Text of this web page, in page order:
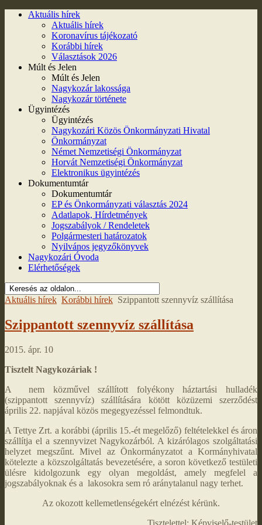
Aktuális hírek
Aktuális hírek
Koronavírus tájékozató
Korábbi hírek
Választások 2026
Múlt és Jelen
Múlt és Jelen
Nagykozár lakossága
Nagykozár története
Ügyintézés
Ügyintézés
Nagykozári Közös Önkormányzati Hivatal
Önkormányzat
Német Nemzetiségi Önkormányzat
Horvát Nemzetiségi Önkormányzat
Elektronikus ügyintézés
Dokumentumtár
Dokumentumtár
EP és Önkormányzati választás 2024
Adatlapok, Hírdetmények
Jogszabályok / Rendeletek
Polgármesteri határozatok
Nyilvános jegyzőkönyvek
Nagykozári Óvoda
Elérhetőségek
Aktuális hírek Korábbi hírek Szippantott szennyvíz szállítása
Szippantott szennyvíz szállítása
2015. ápr. 10
Tisztelt Nagykozáriak !
A nem közművel szállított folyékony háztartási hulladék
(szippantott szennyvíz) szállítására kötött közüzemi szerződést
április 22. napjával közös megegyezéssel felmondtuk.
A Tettye Zrt. a korábbi (április 15.-ét megelőző) feltételekkel és áron
szállítja el a szennyvizet Nagykozárból. A kizárólagos szolgáltatási
helyzet megszűnt. Mivel az Önkormányzatot a Kormányhivatal
kötelezte a közszolgáltatás bevezetésére, a soron következő testületi
ülésre kidolgozunk egy olyan megoldást, amely megfelel a
jogszabályoknak és a lakosokra sem ró aránytalanul nagy terhet.
Az okozott kellemetlenségekért elnézést kérünk.
Tisztelettel: Képviselő-testület